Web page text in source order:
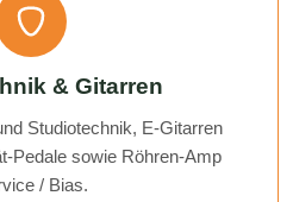
& Gitarren
Studiotechnik, E-Gitarren
Pedale sowie Röhren-Amp
/ Bias.